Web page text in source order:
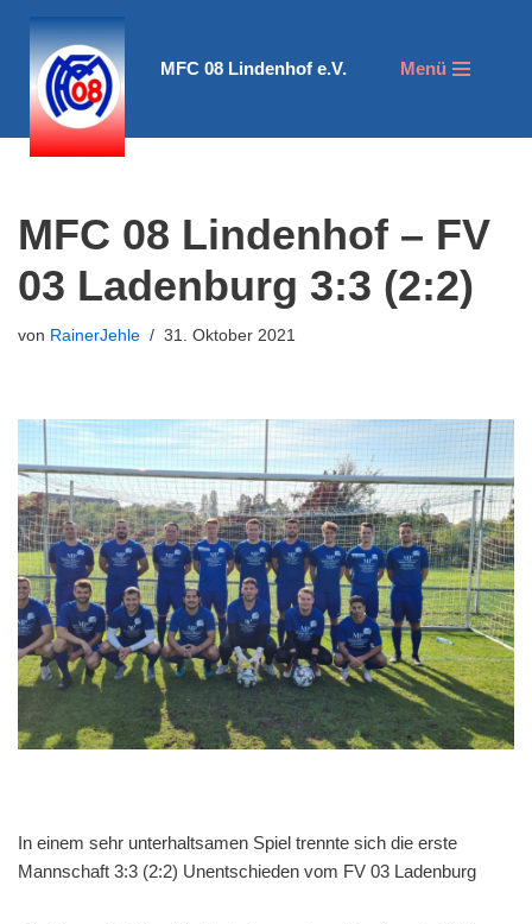
Zum
Inhalt
springen
MFC 08 Lindenhof e.V. Menü
MFC 08 Lindenhof – FV
03 Ladenburg 3:3 (2:2)
von RainerJehle 31. Oktober 2021
In einem sehr unterhaltsamen Spiel trennte sich die erste
Mannschaft 3:3 (2:2) Unentschieden vom FV 03 Ladenburg